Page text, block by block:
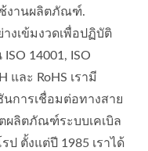
งานผลิตภัณฑ์.
งเข้มงวดเพื่อปฏิบัติ
14001, ISO
และ RoHS เรามี
การเชื่อมต่อทางสาย
ตผลิตภัณฑ์ระบบเคเบิล
ป ตั้งแต่ปี 1985 เราได้